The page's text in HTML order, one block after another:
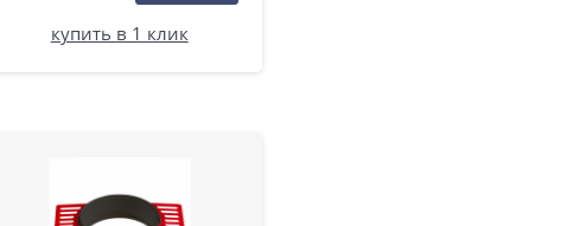
купить в 1 клик